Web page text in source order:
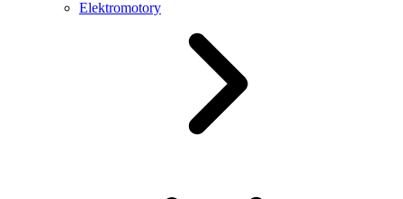
Elektromotory